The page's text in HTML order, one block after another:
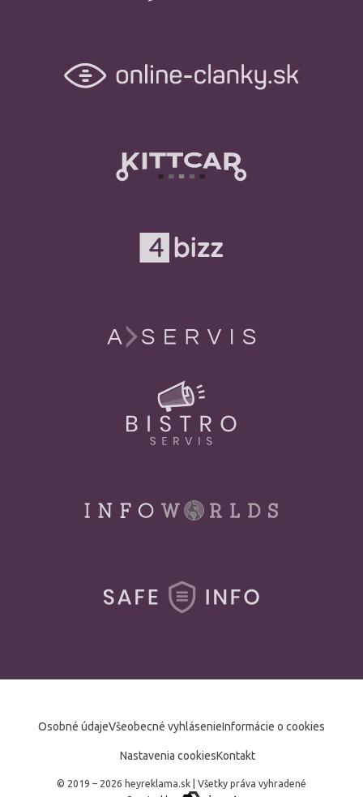
Osobné údajeVšeobecné vyhlásenieInformácie o cookies
Nastavenia cookiesKontakt
© 2019 – 2026 heyreklama.sk
Všetky práva vyhradené